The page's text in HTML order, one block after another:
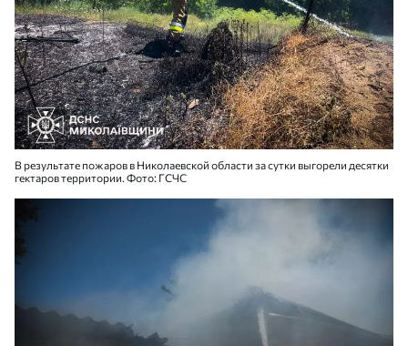
В результате пожаров в Николаевской области за сутки выгорели десятки
гектаров территории. Фото: ГСЧС